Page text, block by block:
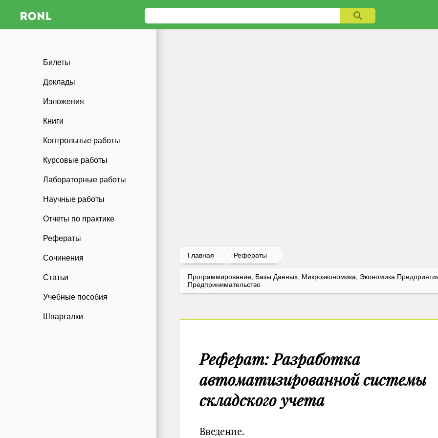
Билеты
Доклады
Изложения
Книги
Контрольные работы
Курсовые работы
Лабораторные работы
Научные работы
Отчеты по практике
Рефераты
Сочинения
Статьи
Учебные пособия
Шпаргалки
Главная Рефераты
Программирование, Базы Данных. Микроэкономика, Экономика
Предпринимательство
Реферат: Разработка
автоматизированной системы
складского учета
Введение.